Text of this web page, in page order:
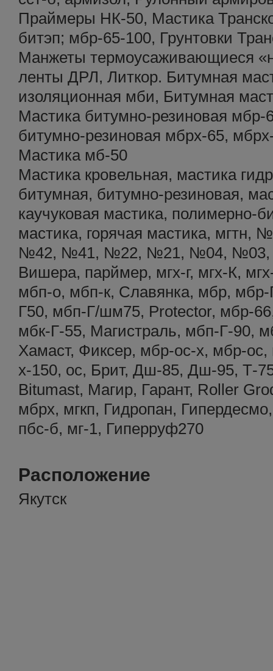
Праймеры НК-50, Мастика
битэп; мбр-65-100, Грунтовки
Манжеты термоусаживающиеся
ленты ДРЛ, Литкор. Битумная
изоляционная мби, Битумная
Мастика битумно-резиновая
битумно-резиновая мбрх-65,
Мастика мб-50
Мастика кровельная, мастика
битумная, битумно-резиновая,
каучуковая мастика, полимерно-
мастика, горячая мастика,
№42, №41, №22, №21, №04, №03,
Вишера, парймер, мгх-г, мгх-К,
мбп-о, мбп-к, Славянка, мбр,
Г50, мбп-Г/шм75, Protector, мбр-
мбк-Г-55, Магистраль, мбп-Г-90,
Хамаст, Фиксер, мбр-ос-х, мбр-
х-150, ос, Брит, Дш-85, Дш-95, Т-
Bitumast, Магир, Гарант, Roller
мбрх, мгкп, Гидропан,
пбс-б, мг-1, Гиперруф270
Расположение
Якутск